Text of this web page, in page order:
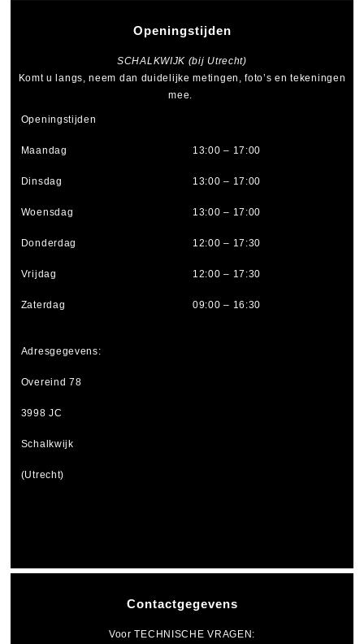
Contactgegevens
VoorTECHNISCHE VRAGEN:
Openingstijden
SCHALKWIJK (bij Utrecht)
Komt u langs, neem dan duidelijke metingen, foto’s en tekeningen
mee.
Openingstijden
Maandag 13:00 – 17:00
Dinsdag 13:00 – 17:00
Woensdag 13:00 – 17:00
Donderdag 12:00 – 17:30
Vrijdag 12:00 – 17:30
Zaterdag 09:00 – 16:30
Adresgegevens:
Overeind 78
3998 JC
Schalkwijk
(Utrecht)